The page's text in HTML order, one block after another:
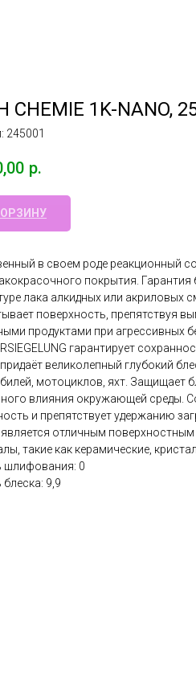
CHEMIE 1K-NANO,
245001
р.
в своем роде реакционный
покрытия.
лака алкидных или акриловых
поверхность, препятствуя
продуктами при агрессивных
гарантирует
великолепный глубокий
мотоциклов, яхт. Защищает
влияния окружающей среды.
и препятствует удержанию
отличным
такие как керамические,
шлифования: 0
блеска: 9,9